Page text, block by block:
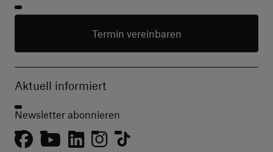
Termin vereinbaren
Aktuell informiert
Newsletter abonnieren